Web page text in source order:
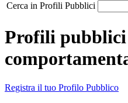
Cerca in Profili Pubblici
Profili pubblici
Registra il tuo Profilo Pubblico